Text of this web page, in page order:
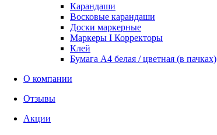
Карандаши
Восковые карандаши
Доски маркерные
Маркеры I Корректоры
Клей
Бумага А4 белая / цветная (в пачках)
О компании
Отзывы
Акции